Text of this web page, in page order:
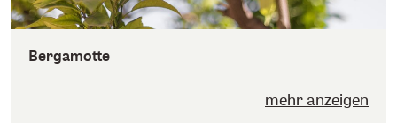
Bergamotte
mehr anzeigen